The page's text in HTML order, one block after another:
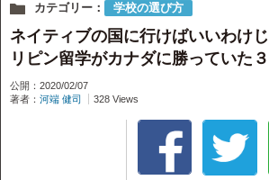
カテゴリー： 学校の選び方
ネイティブの国に行けばいいわけ
リピン留学がカナダに勝っていた
公開：2020/02/07
著者： 河端 健司 328 Views